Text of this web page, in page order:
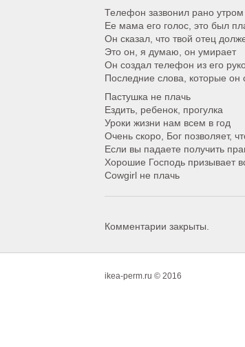
Телефон зазвонил рано утром
Ее мама его голос, это был
Он сказал, что твой отец
Это он, я думаю, он умирает
Он создал телефон из его
Последние слова, которые он
Пастушка не плачь
Ездить, ребенок, прогулка
Уроки жизни нам всем в год
Очень скоро, Бог позволяет,
Если вы падаете получить
Хорошие Господь призывает
Cowgirl не плачь
Комментарии закрыты.
ikea-perm.ru © 2016